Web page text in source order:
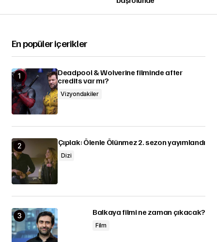
En popüler içerikler
Deadpool & Wolverine filminde after
credits var mı?
Vizyondakiler
Çıplak: Ölenle Ölünmez 2. sezon yayımlandı
Dizi
Balkaya filmi ne zaman çıkacak?
Film